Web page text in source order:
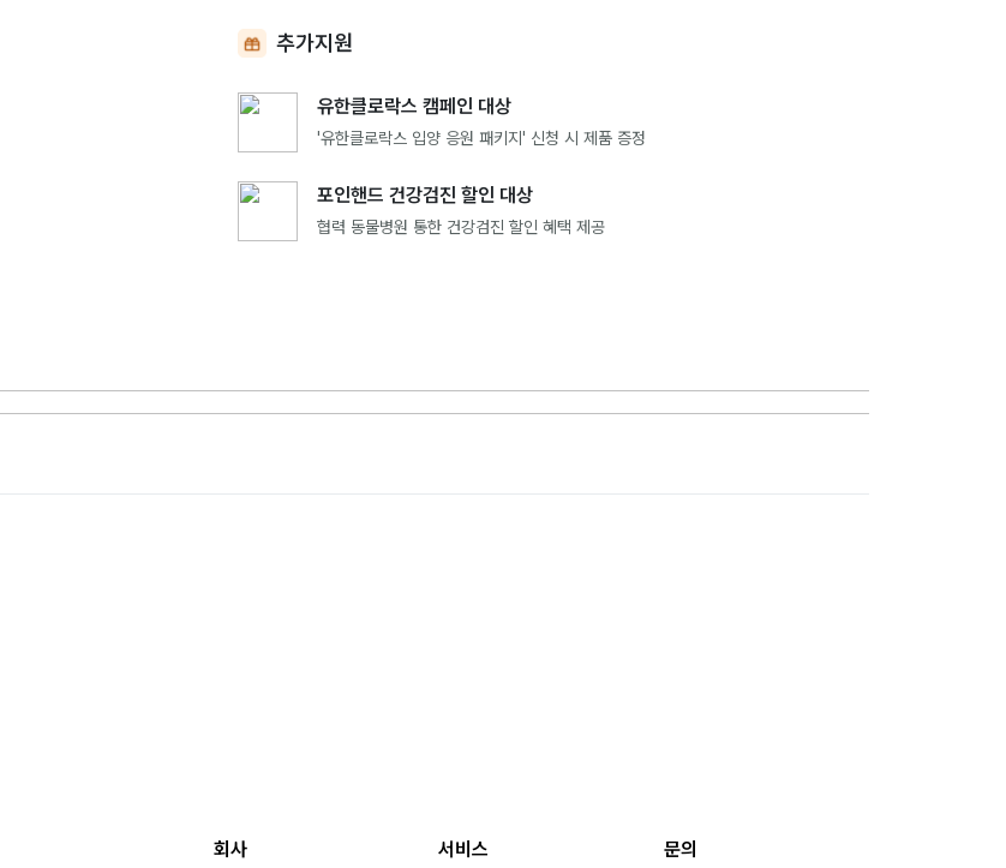
추가지원
유한클로락스 캠페인 대상
'유한클로락스 입양 응원 패키지' 신청 시 제품 증정
포인핸드 건강검진 할인 대상
협력 동물병원 통한 건강검진 할인 혜택 제공
회사 서비스 문의